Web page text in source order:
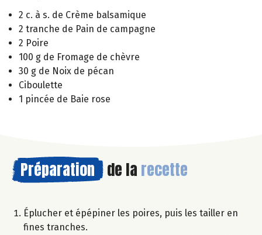
2 c. à s. de Crème balsamique
2 tranche de Pain de campagne
2 Poire
100 g de Fromage de chèvre
30 g de Noix de pécan
Ciboulette
1 pincée de Baie rose
Préparation de la recette
Éplucher et épépiner les poires, puis les tailler en
fines tranches.